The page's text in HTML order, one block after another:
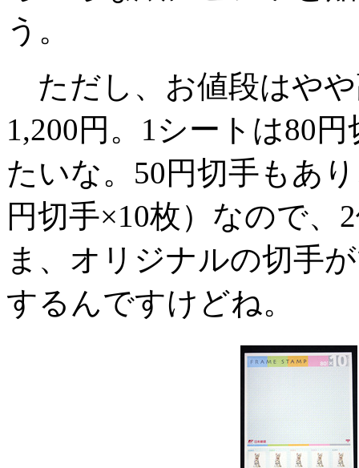
う。
ただし、お値段はやや
1,200円。1シートは80
たいな。50円切手もあ
円切手×10枚）なので
ま、オリジナルの切手
するんですけどね。